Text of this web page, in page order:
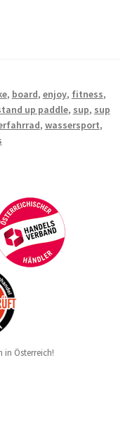
, board, enjoy, fitness,
up paddle, sup, sup
, wassersport,
in Österreich!